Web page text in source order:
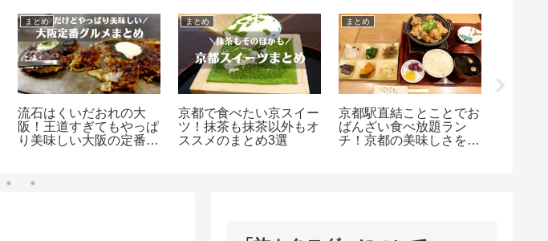
まとめ
流石はくいだおれの大
阪！王道すぎてもやっぱ
り美味しい大阪の定番グ
まとめ
京都で食べたい京スイー
ツ！抹茶も抹茶以外もオ
ススメのまとめ3選
まとめ
京都駅直結ことことでお
ばんざい食べ放題ラン
チ！京都の美味しさを手